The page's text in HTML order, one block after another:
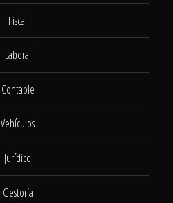
Fiscal
Laboral
Contable
Vehículos
Jurídico
Gestoría